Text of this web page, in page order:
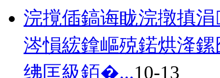
浣撹偛鎬诲眬浣撴搷
涔愪綋鎿嶇殑鍩烘湰
绋匡級銆�...10-13